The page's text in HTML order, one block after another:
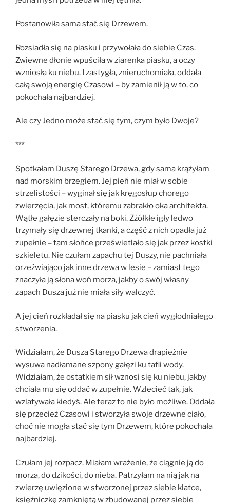
Postanowiła sama stać się Drzewem.
Rozsiadła się na piasku i przywołała do siebie Czas.
Zwiewne dłonie wpuściła w ziarenka piasku, a oczy
wzniosła ku niebu. I zastygła, znieruchomiała, oddała
całą swoją energię Czasowi – by zamienił ją w to, co
pokochała najbardziej.
Ale czy Jedno może stać się tym, czym było Dwoje?
***
Spotkałam Duszę Starego Drzewa, gdy sama krążyłam
nad morskim brzegiem. Jej pień nie miał w sobie
strzelistości – wyginał się jak kręgosłup chorego
zwierzęcia, jak most, któremu zabrakło oka architekta.
Wątłe gałęzie sterczały na boki. Zżółkłe igły ledwo
trzymały się drzewnej tkanki, a część z nich opadła już
zupełnie – tam słońce prześwietlało się jak przez kostki
szkieletu. Nie czułam zapachu tej Duszy, nie pachniała
orzeźwiająco jak inne drzewa w lesie – zamiast tego
znaczyła ją słona woń morza, jakby o swój własny
zapach Dusza już nie miała siły walczyć.
A jej cień rozkładał się na piasku jak cień wygłodniałego
stworzenia.
Widziałam, że Dusza Starego Drzewa drapieżnie
wysuwa nadłamane szpony gałęzi ku tafli wody.
Widziałam, że ostatkiem sił wznosi się ku niebu, jakby
chciała mu się oddać w zupełnie. Wzlecieć tak, jak
wzlatywała kiedyś. Ale teraz to nie było możliwe. Oddała
się przecież Czasowi i stworzyła swoje drzewne ciało,
choć nie mogła stać się tym Drzewem, które pokochała
najbardziej.
Czułam jej rozpacz. Miałam wrażenie, że ciągnie ją do
morza, do dzikości, do nieba. Patrzyłam na nią jak na
zwierzę uwięzione w stworzonej przez siebie klatce,
księżniczkę zamkniętą w zbudowanej przez siebie